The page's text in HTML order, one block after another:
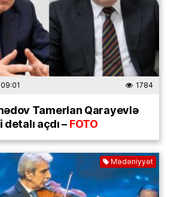
1784
Tamerlan Qarayevlə
açdı –FOTO
Mədəniyyət